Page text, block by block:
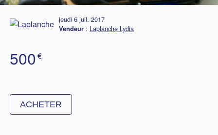
jeudi 6 juil. 2017
Vendeur : Laplanche Lydia
500€
ACHETER